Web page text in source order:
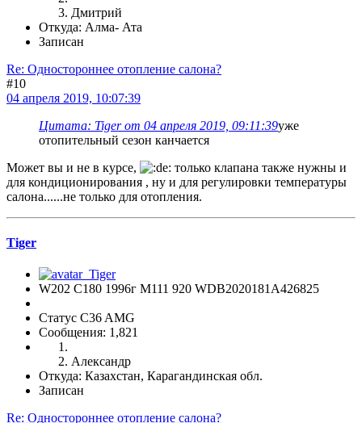
Дмитрий
Откуда: Алма- Ата
Записан
Re: Одностороннее отопление салона?
#10
04 апреля 2019, 10:07:39
Цитата: Tiger от 04 апреля 2019, 09:11:39уже
отопительный сезон канчается
Может вы и не в курсе,
только клапана также нужны и
для кондиционирования , ну и для регулировки температуры
салона......не только для отопления.
Tiger
W202 C180 1996г М111 920 WDB2020181A426825
Статус C36 AMG
Сообщения: 1,821
Александр
Откуда: Казахстан, Карагандинская обл.
Записан
Re: Одностороннее отопление салона?